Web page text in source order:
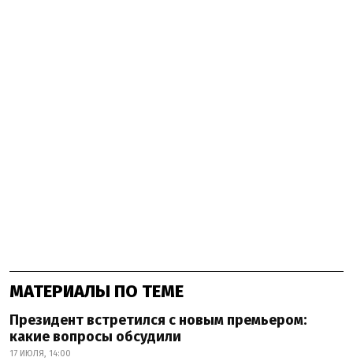
МАТЕРИАЛЫ ПО ТЕМЕ
Президент встретился с новым премьером:
какие вопросы обсудили
17 ИЮЛЯ, 14:00